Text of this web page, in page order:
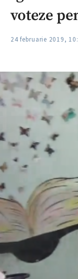
voteze
24 februarie 2019,